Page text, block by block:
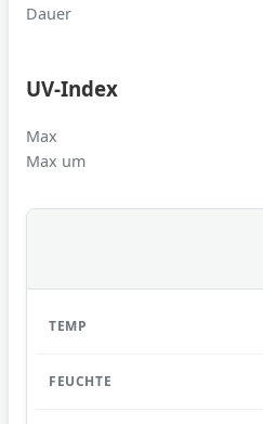
Dauer
UV-Index
Max
Max um